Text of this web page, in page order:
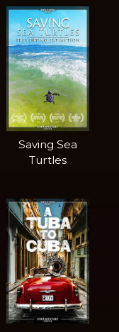
Saving Sea
Turtles